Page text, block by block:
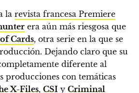
la revista francesa Premiere
era aún más riesgosa que
Cards, otra serie en la que se
Dejando claro que su
diferente al
producciones con temáticas
X-Files, CSI y Criminal